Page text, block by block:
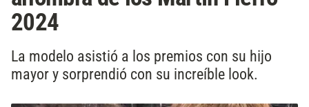
2024
La modelo asistió a los premios con su hijo
mayor y sorprendió con su increíble look.